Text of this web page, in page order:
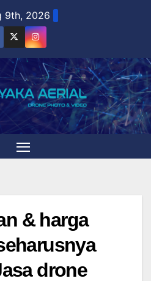
9th, 2026
& harga
drone